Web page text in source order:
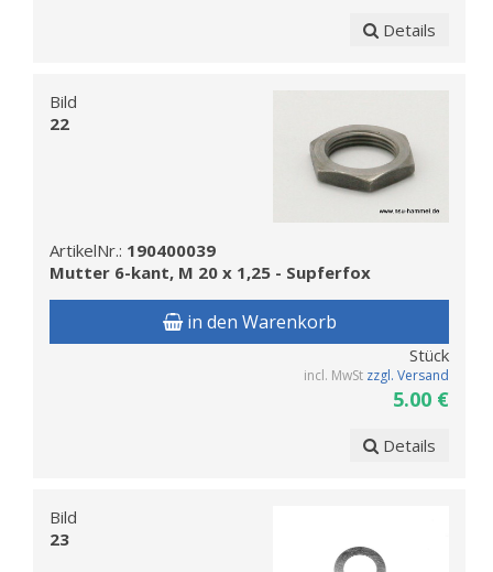
Details
Bild
22
ArtikelNr.: 190400039
Mutter 6-kant, M 20 x 1,25 - Supferfox
in den Warenkorb
Stück
incl. MwSt zzgl. Versand
5.00 €
Details
Bild
23